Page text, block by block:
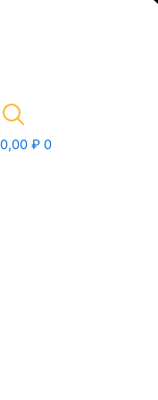
0,00 ₽ 0